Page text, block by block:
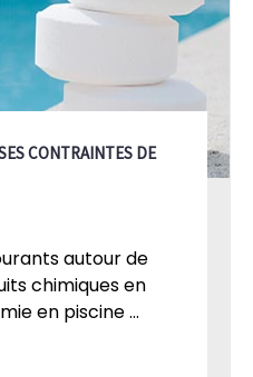
CONTRAINTES DE
autour de
chimiques en
en piscine ...